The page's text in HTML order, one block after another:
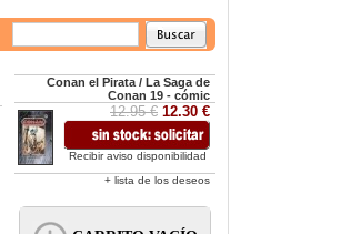
Conan el Pirata / La Saga de
Conan 19 - cómic
12.95 € 12.30 €
Recibir aviso disponibilidad
+ lista de los deseos